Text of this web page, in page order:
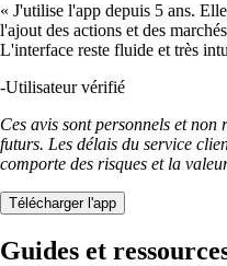
« J'utilise l'app depuis 5 ans.
l'ajout des actions et des
L'interface reste fluide et très
-Utilisateur vérifié
Ces avis sont personnels et
futurs. Les délais du service
comporte des risques et la
Télécharger l'app
Guides et